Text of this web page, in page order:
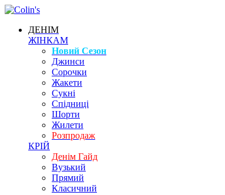
ДЕНІМ
ЖІНКАМ
Новий Сезон
Джинси
Сорочки
Жакети
Сукні
Спідниці
Шорти
Жилети
Розпродаж
КРІЙ
Денім Гайд
Вузький
Прямий
Класичний